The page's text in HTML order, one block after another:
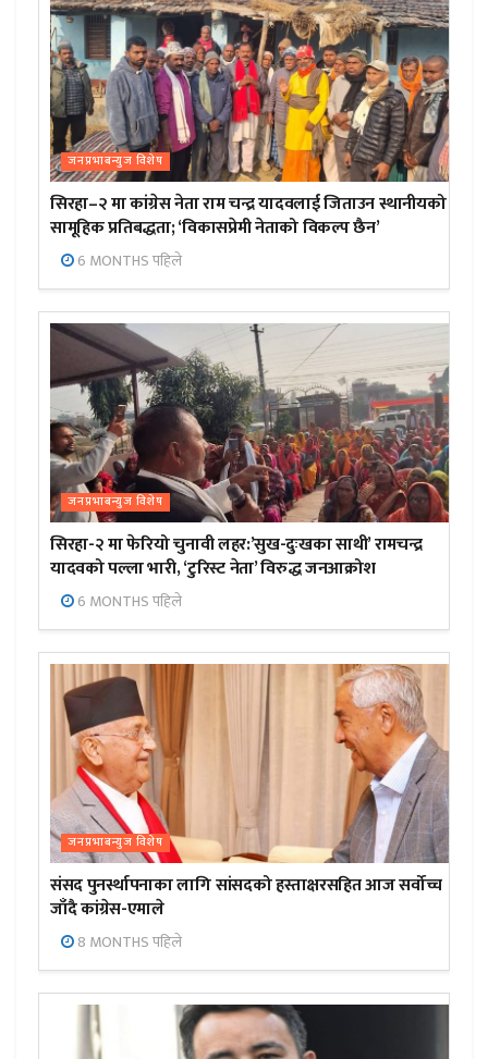
जनप्रभाबन्युज विशेष
सिरहा–२ मा कांग्रेस नेता राम चन्द्र यादवलाई जिताउन स्थानीयको
सामूहिक प्रतिबद्धता; ‘विकासप्रेमी नेताको विकल्प छैन’
6 MONTHS पहिले
जनप्रभाबन्युज विशेष
सिरहा-२ मा फेरियो चुनावी लहर:’सुख-दुःखका साथी’ रामचन्द्र
यादवको पल्ला भारी, ‘टुरिस्ट नेता’ विरुद्ध जनआक्रोश
6 MONTHS पहिले
जनप्रभाबन्युज विशेष
संसद पुनर्स्थापनाका लागि सांसदको हस्ताक्षरसहित आज सर्वोच्च
जाँदै कांग्रेस-एमाले
8 MONTHS पहिले